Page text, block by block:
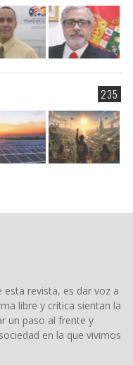
235
revista, es dar voz a
libre y crítica sientan la
un paso al frente y
en la que vivimos